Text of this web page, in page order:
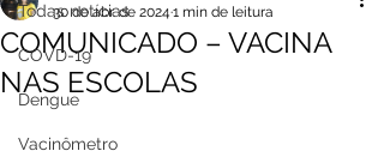
Todas notícias
COVD-19
Dengue
Vacinômetro
COMUNICADO – VACINA
NAS ESCOLAS
30 de abr. de 2024 1 min de leitura